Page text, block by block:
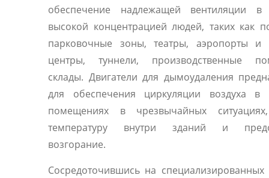
обеспечение надлежащей вентиляции
высокой концентрацией людей, таких как
парковочные зоны, театры, аэропорты и
центры, туннели, производственные
склады. Двигатели для дымоудаления
для обеспечения циркуляции воздуха в
помещениях в чрезвычайных
температуру внутри зданий и
возгорание.
Сосредоточившись на специализированных